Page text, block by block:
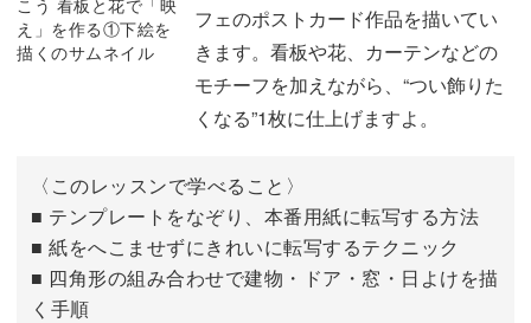
おわりに 19:59
フェのポストカード作品を描いてい
きます。看板や花、カーテンなどの
モチーフを加えながら、“つい飾りた
くなる”1枚に仕上げますよ。
〈このレッスンで学べること〉
■ テンプレートをなぞり、本番用紙に転写する方法
■ 紙をへこませずにきれいに転写するテクニック
■ 四角形の組み合わせで建物・ドア・窓・日よけを描
く手順